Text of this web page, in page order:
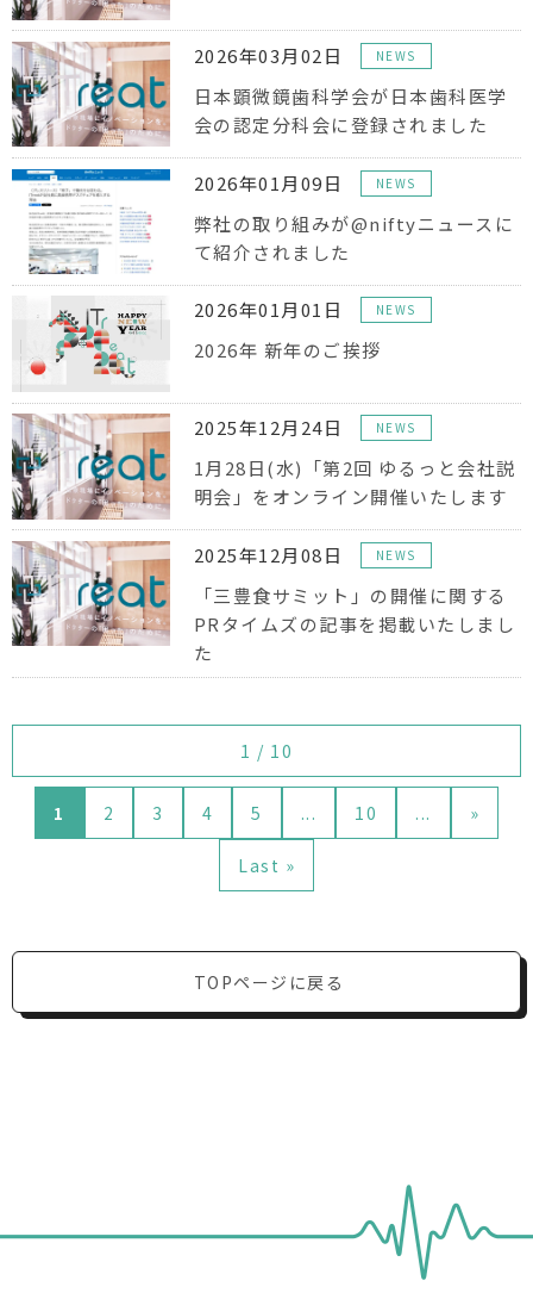
2026年03月02日 NEWS
日本顕微鏡歯科学会が日本歯科医学
会の認定分科会に登録されました
2026年01月09日 NEWS
弊社の取り組みが@niftyニュースに
て紹介されました
2026年01月01日 NEWS
2026年 新年のご挨拶
2025年12月24日 NEWS
1月28日(水)「第2回 ゆるっと会社説
明会」をオンライン開催いたします
2025年12月08日 NEWS
「三豊食サミット」の開催に関する
PRタイムズの記事を掲載いたしまし
た
1 / 10
1 2 3 4 5 ... 10 ... »
Last »
TOPページに戻る